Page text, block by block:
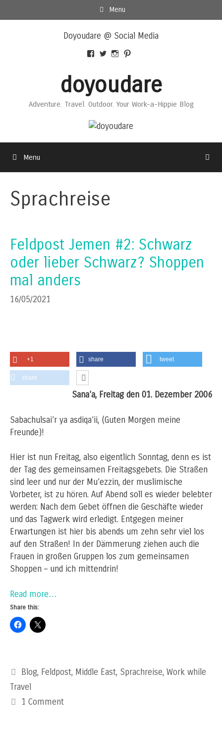
to
Menu
Doyoudare @ Social Media
View
Facebook
View
Twitter
View
Instagram
View
on
Pinterest
doyoudare
Adventure. Travel. Outdoor. Your Work-a-Hippie Blog
Menu
Sprachreise
Feldpost Jemen #2: Schwarz
oder lieber Schwarz? Shoppen
mal anders
16/05/2021
+1 share tweet
share
Sana’a, Freitag den 01. Dezember 2006
Sabachulsai’r ya asdiqa’ii, (Guten Morgen meine
Freunde)!
Hier ist nun Freitag, also eigentlich Sonntag, denn es ist
der Tag des gemeinsamen Freitagsgebets. Die Straßen
sind leer und nur der Mu’ezzin, der muslimische
Vorbeter, ist zu hören. Auf Abend soll es wieder belebter
werden: Nach dem Gebet öffnen die Geschäfte wieder
und das Tagwerk wird erledigt. Entgegen meiner
Erwartungen ist hier bis abends um zehn sehr viel los
auf den Straßen! In der Dämmerung ziehen auch die
Frauen in großen Gruppen los zum gemeinsamen
Shoppen – und ich mittendrin!
Read more…
Share this:
Categories
Blog, Feldpost, Middle East, Sprachreise,Work while
Travel
1 Comment